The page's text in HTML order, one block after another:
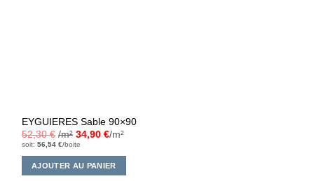
EYGUIERES Sable 90×90
52,30€ /m² 34,90€/m²
soit:56,54€/boite
AJOUTER AU PANIER